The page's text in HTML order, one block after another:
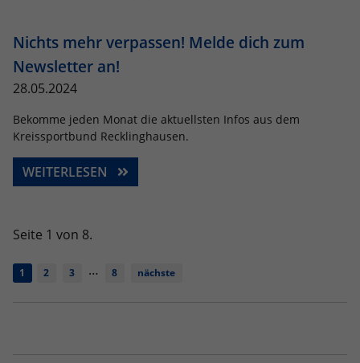
Nichts mehr verpassen! Melde dich zum
Newsletter an!
28.05.2024
Bekomme jeden Monat die aktuellsten Infos aus dem
Kreissportbund Recklinghausen.
WEITERLESEN
Seite 1 von 8.
1 2 3 … 8 nächste